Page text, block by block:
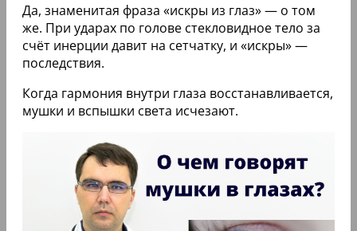
Да, знаменитая фраза «искры из глаз» — о том
же. При ударах по голове стекловидное тело за
счёт инерции давит на сетчатку, и «искры» —
последствия.
Когда гармония внутри глаза восстанавливается,
мушки и вспышки света исчезают.